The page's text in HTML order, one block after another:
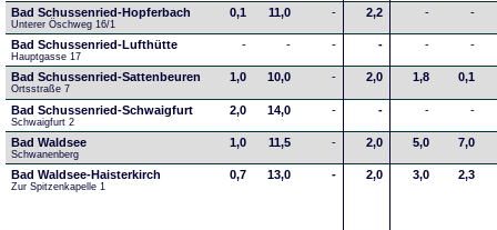
Bad Schussenried-Hopferbach
Unterer Öschweg 16/1
0,1 11,0 - 2,2 - -
Bad Schussenried-Lufthütte
Hauptgasse 17
- - - - - -
Bad Schussenried-Sattenbeuren
Ortsstraße 7
1,0 10,0 - 2,0 1,8 0,1
Bad Schussenried-Schwaigfurt
Schwaigfurt 2
2,0 14,0 - - - -
Bad Waldsee
Schwanenberg
1,0 11,5 - 2,0 5,0 7,0
Bad Waldsee-Haisterkirch
Zur Spitzenkapelle 1
0,7 13,0 - 2,0 3,0 2,3